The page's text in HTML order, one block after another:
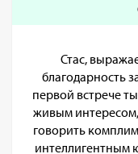
Стас,
благодарность
первой встрече
живым
говорить
интеллигентным